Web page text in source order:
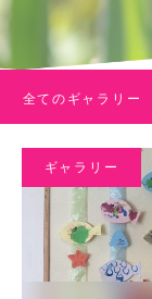
全てのギャラリー
ギャラリー